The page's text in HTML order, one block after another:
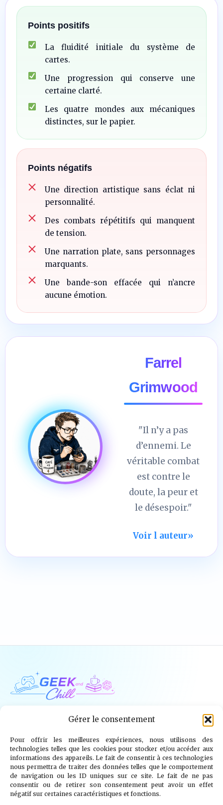
Gérer le consentement
Pour offrir les meilleures expériences, nous utilisons des
technologies telles que les cookies pour stocker et/ou accéder aux
informations des appareils. Le fait de consentir à ces technologies
nous permettra de traiter des données telles que le comportement
de navigation ou les ID uniques sur ce site. Le fait de ne pas
consentir ou de retirer son consentement peut avoir un effet
négatif sur certaines caractéristiques et fonctions.
Points positifs
La fluidité initiale du système de
cartes.
Une progression qui conserve une
certaine clarté.
Les quatre mondes aux mécaniques
distinctes, sur le papier.
Points négatifs
Une direction artistique sans éclat ni
personnalité.
Des combats répétitifs qui manquent
de tension.
Une narration plate, sans personnages
marquants.
Une bande-son effacée qui n’ancre
aucune émotion.
Farrel
Grimwood
"Il n’y a pas
d’ennemi. Le
véritable combat
est contre le
doute, la peur et
le désespoir."
Voir l auteur»
Jeux Vidéo Tech Tabletop Livres
Mangas / BD TV Goodies Kids
Wargames